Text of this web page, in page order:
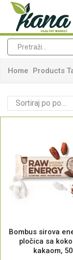
Home Products
Bombus sirova
pločica sa
kakaom,